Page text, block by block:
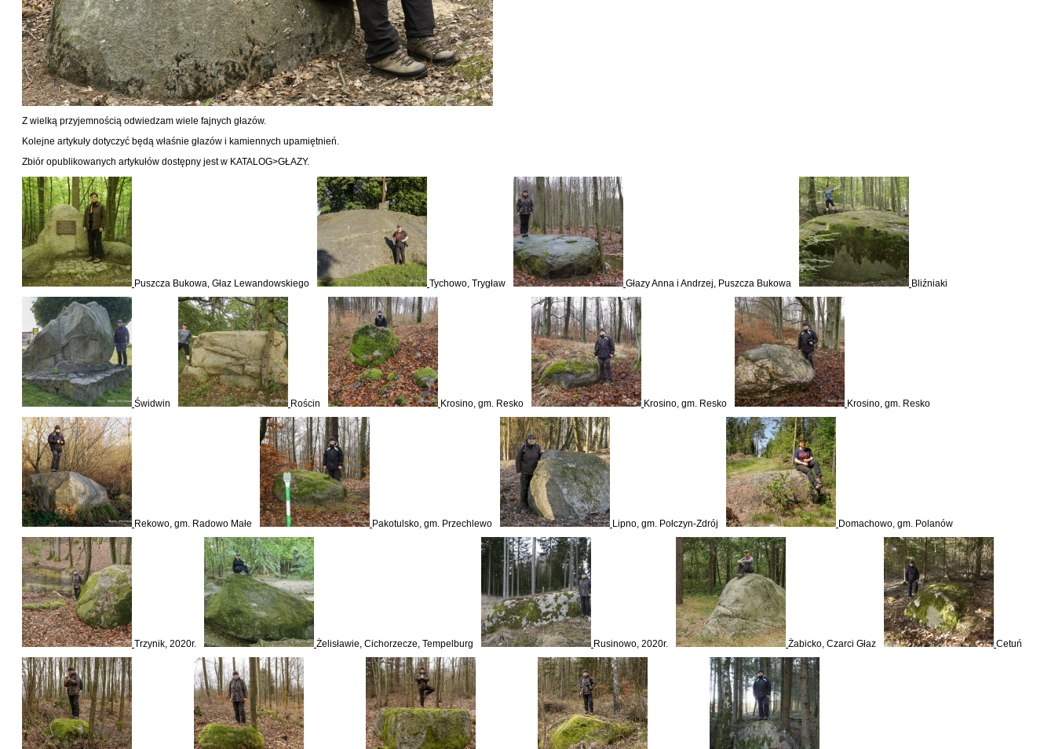
Z wielką przyjemnością odwiedzam wiele fajnych głazów.
Kolejne artykuły dotyczyć będą właśnie głazów i kamiennych upamiętnień.
Zbiór opublikowanych artykułów dostępny jest w KATALOG>GŁAZY.
Puszcza Bukowa, Głaz Lewandowskiego Tychowo, Trygław Głazy Anna i Andrzej, Puszcza Bukowa Bliźniaki
Świdwin Rościn Krosino, gm. Resko Krosino, gm. Resko Krosino, gm. Resko
Rekowo, gm. Radowo Małe Pakotulsko, gm. Przechlewo Lipno, gm. Połczyn-Zdrój Domachowo, gm. Polanów
Trzynik, 2020r. Żelisławie, Cichorzecze, Tempelburg Rusinowo, 2020r. Żabicko, Czarci Głaz Cetuń